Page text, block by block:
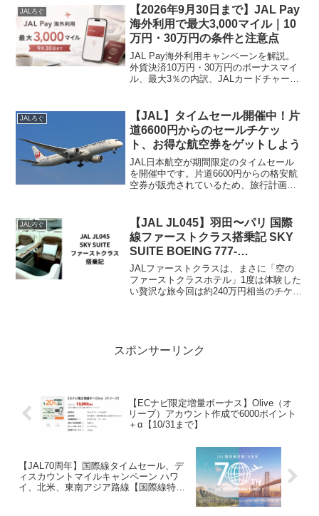
か開いてない。プライオリティパスに開
放そんな状況でタ...
JALろぐ
【2026年9月30日まで】JAL Pay
海外利用で最大3,000マイル｜10
万円・30万円の条件と注意点
JAL Pay海外利用キャンペーンを解説。
外貨決済10万円・30万円のボーナスマイ
ル、最大3％の内訳、JALカードチャージ
JALろぐ
【JAL】タイムセール開催中！片
道6600円からのセールチケッ
ト、お得な航空券をゲットしよう
JAL日本航空が期間限定のタイムセール
を開催中です。片道6600円からの格安航
空券が販売されているため、旅行計画を
ってはいますが、諦めてはいけません。
JALは登場期...
JALろぐ
【JAL JL045】羽田〜パリ 国際
線ファーストクラス搭乗記 SKY
SUITE BOEING 777-
300ER【HND -CDG2025年1月】
JALファーストクラスは、まさに「空の
ファーストクラスホテル」1度は体験した
い贅沢な旅今回は約240万円相当のチケッ
スポンサーリンク
【ECナビ限定増量ボーナス】Olive（オ
リーブ）アカウント作成で6000ポイント
＋α【10/31まで】
【JAL70周年】国際線タイムセール、デ
ィスカウントマイルキャンペーン ハワ
イ、北米、東南アジア路線【国際線特典